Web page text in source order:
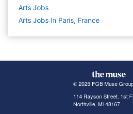
Arts Jobs
Arts Jobs In Paris, France
© 2025 FGB Muse
114 Rayson Street, 1st
Northville, MI 48167